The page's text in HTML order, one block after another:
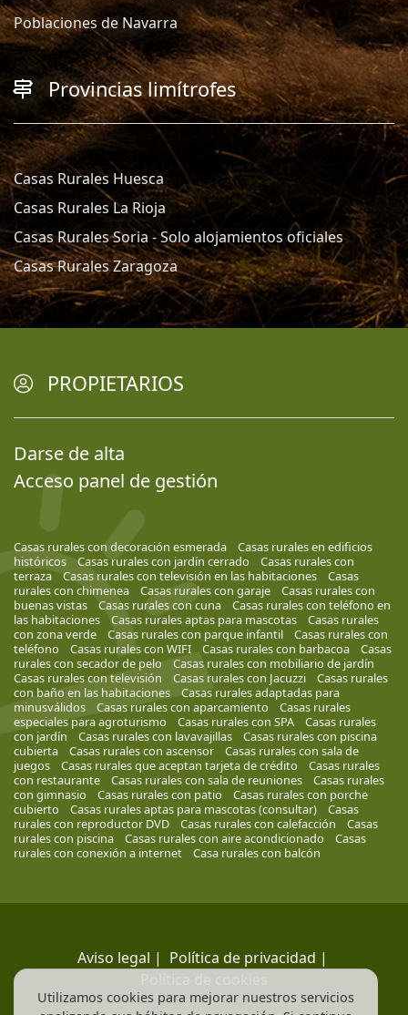
Poblaciones de Navarra
Provincias limítrofes
Casas Rurales Huesca
Casas Rurales La Rioja
Casas Rurales Soria - Solo alojamientos oficiales
Casas Rurales Zaragoza
PROPIETARIOS
Darse de alta
Acceso panel de gestión
Casas rurales con decoración esmerada
Casas rurales en edificios
históricos
Casas rurales con jardín cerrado
Casas rurales con
terraza
Casas rurales con televisión en las habitaciones
Casas
rurales con chimenea
Casas rurales con garaje
Casas rurales con
buenas vistas
Casas rurales con cuna
Casas rurales con teléfono en
las habitaciones
Casas rurales aptas para mascotas
Casas rurales
con zona verde
Casas rurales con parque infantil
Casas rurales con
teléfono
Casas rurales con WIFI Casas rurales con barbacoa
Casas
rurales con secador de pelo
Casas rurales con mobiliario de jardín
Casas rurales con televisión
Casas rurales con Jacuzzi
Casas rurales
con baño en las habitaciones
Casas rurales adaptadas para
minusválidos
Casas rurales con aparcamiento
Casas rurales
especiales para agroturismo
Casas rurales con SPA
Casas rurales
con jardín
Casas rurales con lavavajillas
Casas rurales con piscina
cubierta
Casas rurales con ascensor
Casas rurales con sala de
juegos
Casas rurales que aceptan tarjeta de crédito
Casas rurales
con restaurante
Casas rurales con sala de reuniones
Casas rurales
con gimnasio
Casas rurales con patio
Casas rurales con porche
cubierto
Casas rurales aptas para mascotas (consultar)
Casas
rurales con reproductor DVD
Casas rurales con calefacción
Casas
rurales con piscina
Casas rurales con aire acondicionado
Casas
rurales con conexión a internet
Casa rurales con balcón
Aviso legal | Política de privacidad |
Política de cookies
Utilizamos cookies para mejorar nuestros servicios